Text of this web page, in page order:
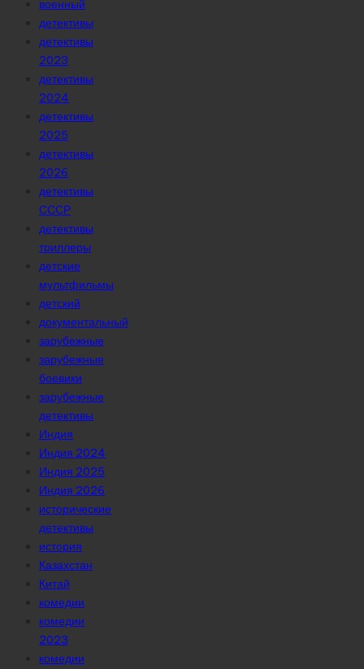
военный
детективы
детективы
2023
детективы
2024
детективы
2025
детективы
2026
детективы
СССР
детективы
триллеры
детские
мультфильмы
детский
документальный
зарубежные
зарубежные
боевики
зарубежные
детективы
Индия
Индия 2024
Индия 2025
Индия 2026
исторические
детективы
история
Казахстан
Китай
комедии
комедии
2023
комедии